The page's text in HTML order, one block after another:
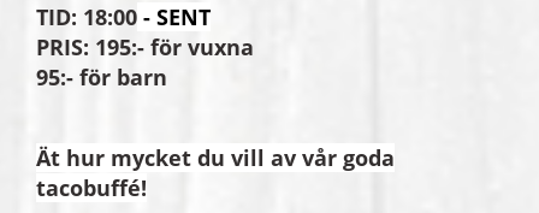
TID: 18:00 - SENT
PRIS: 195:- för vuxna
95:- för barn
Ät hur mycket du vill av vår goda
tacobuffé!